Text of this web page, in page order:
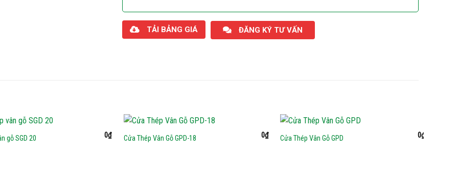
TẢI BẢNG GIÁ ĐĂNG KÝ TƯ VẤN
gỗ SGD 20 0₫ Cửa Thép Vân Gỗ GPD-18 0₫ Cửa Thép Vân Gỗ GPD 0₫